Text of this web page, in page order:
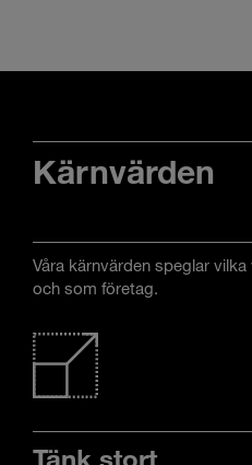
Kärnvärden
Våra kärnvärden speglar
och som företag.
Tänk stort